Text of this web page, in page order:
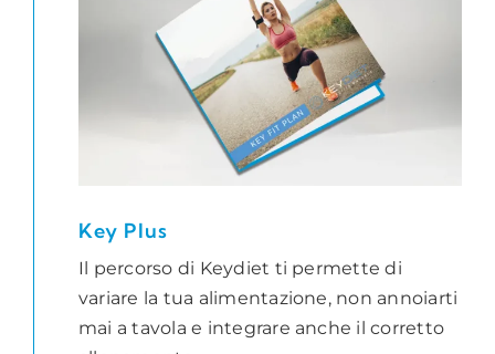
Key Plus
Il percorso di Keydiet ti permette di
variare la tua alimentazione, non annoiarti
mai a tavola e integrare anche il corretto